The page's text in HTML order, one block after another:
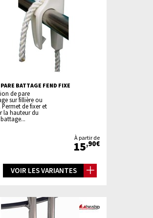
BATTAGE FEND FIXE
de pare
sur fillière ou
Permet de fixer et
la hauteur du
À partir de
15,90€
VOIR LES VARIANTES